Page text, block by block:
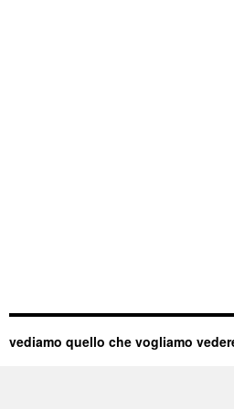
vediamo quello che vogliamo